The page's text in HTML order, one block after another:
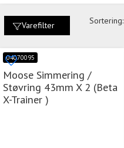
Varefilter Sortering:
04070095
Moose Simmering /
Støvring 43mm X 2 (Beta
X-Trainer )